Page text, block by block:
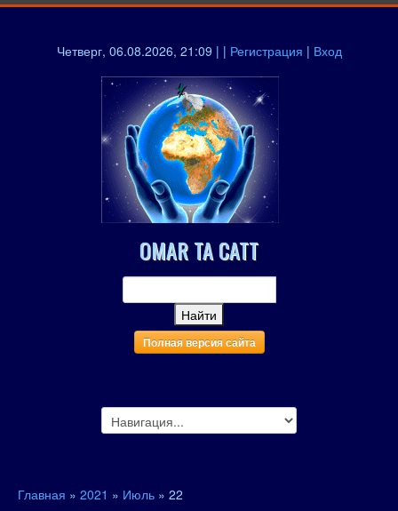
Четверг, 06.08.2026, 21:09 | | Регистрация | Вход
OMAR TA CATT
Полная версия сайта
Главная » 2021 » Июль » 22